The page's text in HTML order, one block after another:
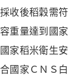
收後稻穀需符
重量達到國家
家稻米衛生安
國家ＣＮＳ白